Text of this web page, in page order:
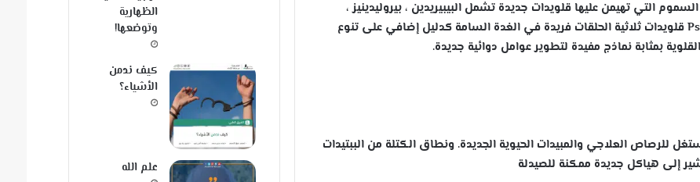
التي تهيمن عليها قلويدات جديدة تشمل البيبيريدين ، بيروليدينيز ،
إندوليديزيدين ، بيروليدين. يولد النمل Pseudomyrmecine قلويدات ثلاثية الحلقات فريدة في الغدة السامة كدليل إضافي على تنوع
بمثابة نماذج مفيدة لتطوير عوامل دوائية جديدة.
للرصاص العلاجي والمبيدات الحيوية الجديدة. ونطاق الكتلة من الببتيدات
إلى هياكل جديدة ممكنة للصيدلة
الظهارية
وتوضعها!
كيف ندمن
الأشياء؟
علم الله